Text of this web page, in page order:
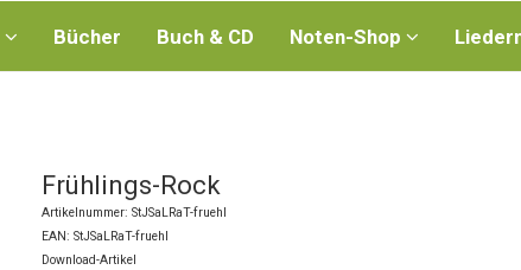
Bücher Buch & CD Noten-Shop
Frühlings-Rock
Artikelnummer: StJSaLRaT-fruehl
EAN: StJSaLRaT-fruehl
Download-Artikel